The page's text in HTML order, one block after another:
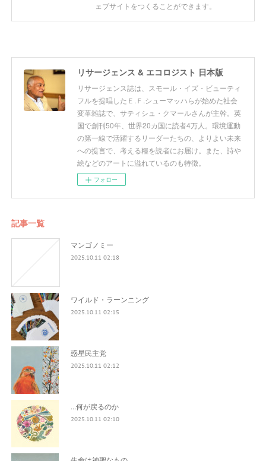
ェブサイトをつくることができます。
リサージェンス & エコロジスト 日本版
リサージェンス誌は、スモール・イズ・ビューティ
フルを提唱したＥ.Ｆ.シューマッハらが始めた社会
変革雑誌で、サティシュ・クマールさんが主幹。英
国で創刊50年、世界20カ国に読者4万人。環境運動
の第一線で活躍するリーダーたちの、よりよい未来
への提言で、考える糧を読者にお届け。また、詩や
絵などのアートに溢れているのも特徴。
フォロー
記事一覧
マンゴノミー
2025.10.11 02:18
ワイルド・ラーンニング
2025.10.11 02:15
惑星民主党
2025.10.11 02:12
...何が戻るのか
2025.10.11 02:10